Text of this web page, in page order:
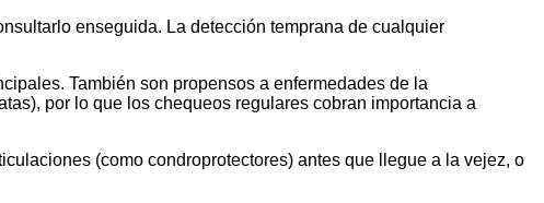
enseguida. La detección temprana de cualquier
También son propensos a enfermedades de la
por lo que los chequeos regulares cobran importancia a
(como condroprotectores) antes que llegue a la vejez, o